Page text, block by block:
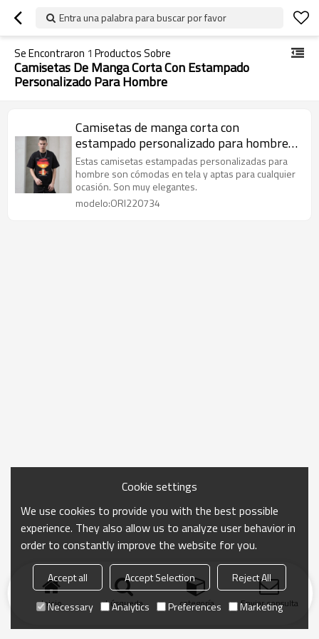
Entra una palabra para buscar por favor
Se Encontraron 1 Productos Sobre
Camisetas De Manga Corta Con Estampado
Personalizado Para Hombre
Camisetas de manga corta con
estampado personalizado para hombre|
Camisetas personalizadas 100%
algodón|Camisetas hip-pop al por mayor
Estas camisetas estampadas personalizadas para
hombre son cómodas en tela y aptas para cualquier
ocasión. Son muy elegantes.
modelo:ORI220734
Inicio búsqueda categoría Enviar consulta
Cookie settings
We use cookies to provide you with the best possible
experience. They also allow us to analyze user behavior in
order to constantly improve the website for you.
Accept all Accept Selection
Reject All
Necessary
Analytics Preferences Marketing